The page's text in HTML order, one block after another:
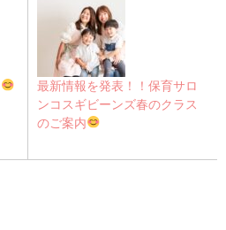
最新情報を発表！！保育サロ
ンコスギビーンズ春のクラス
のご案内